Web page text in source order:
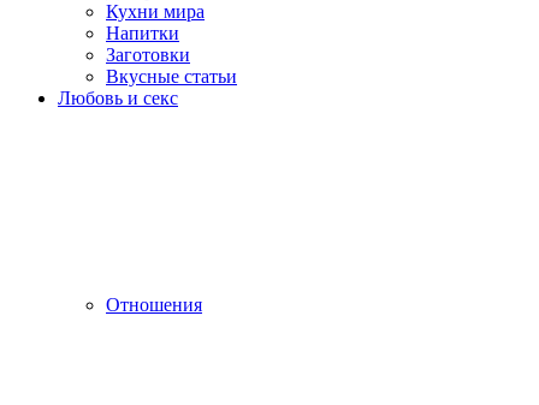
Кухни мира
Напитки
Заготовки
Вкусные статьи
Любовь и секс
Отношения